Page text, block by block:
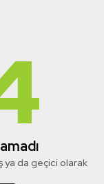
ya da geçici olarak